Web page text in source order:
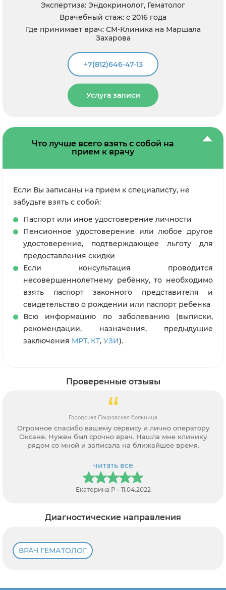
Экспертиза: Эндокринолог, Гематолог
Врачебный стаж: с 2016 года
Где принимает врач: СМ-Клиника на Маршала
Захарова
+7(812)646-47-13
Услуга записи
Что лучше всего взять с собой на
прием к врачу
Если Вы записаны на прием к специалисту, не
забудьте взять с собой:
Паспорт или иное удостоверение личности
Пенсионное удостоверение или любое другое
удостоверение, подтверждающее льготу для
предоставления скидки
Если консультация проводится
несовершеннолетнему ребёнку, то необходимо
взять паспорт законного представителя и
свидетельство о рождении или паспорт ребенка
Всю информацию по заболеванию (выписки,
рекомендации, назначения, предыдущие
заключения МРТ, КТ, УЗИ).
Проверенные отзывы
Городская Покровская больница
Огромное спасибо вашему сервису и лично оператору
Оксане. Нужен был срочно врач. Нашла мне клинику
рядом со мной и записала на ближайшее время.
читать все
Екатерина Р - 11.04.2022
Диагностические направления
ВРАЧ ГЕМАТОЛОГ